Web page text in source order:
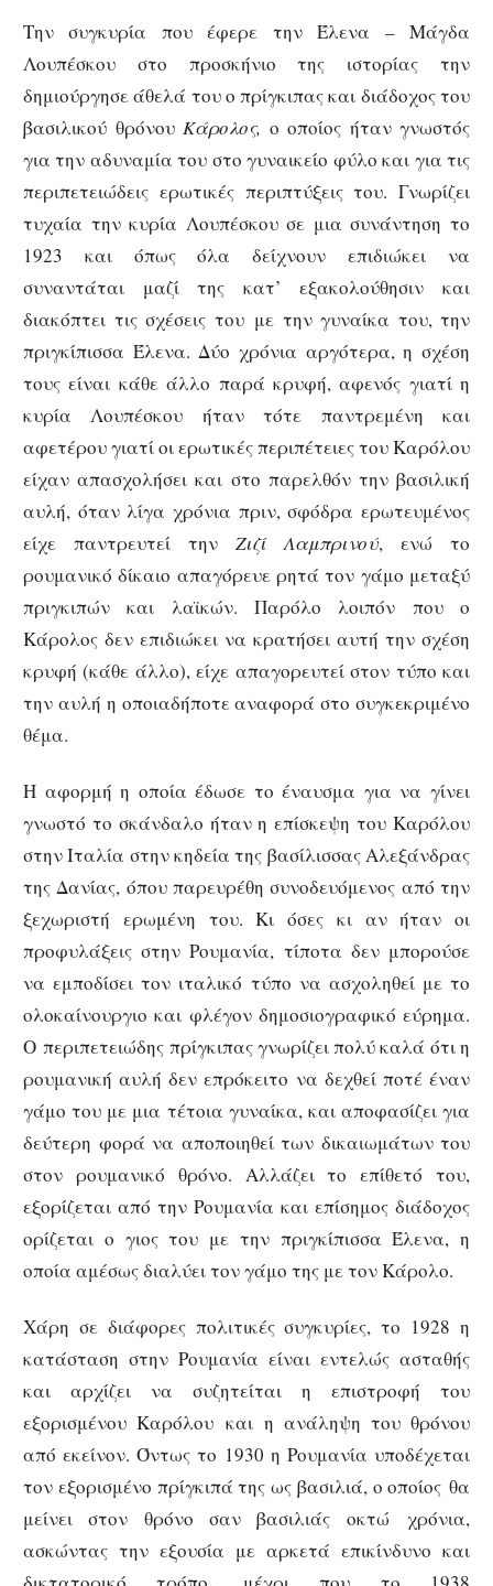
Την συγκυρία που έφερε την Έλενα – Μάγδα
Λουπέσκου στο προσκήνιο της ιστορίας την
δημιούργησε άθελά του ο πρίγκιπας και διάδοχος του
βασιλικού θρόνου Κάρολος, ο οποίος ήταν γνωστός
για την αδυναμία του στο γυναικείο φύλο και για τις
περιπετειώδεις ερωτικές περιπτύξεις του. Γνωρίζει
τυχαία την κυρία Λουπέσκου σε μια συνάντηση το
1923 και όπως όλα δείχνουν επιδιώκει να
συναντάται μαζί της κατ’ εξακολούθησιν και
διακόπτει τις σχέσεις του με την γυναίκα του, την
πριγκίπισσα Έλενα. Δύο χρόνια αργότερα, η σχέση
τους είναι κάθε άλλο παρά κρυφή, αφενός γιατί η
κυρία Λουπέσκου ήταν τότε παντρεμένη και
αφετέρου γιατί οι ερωτικές περιπέτειες του Καρόλου
είχαν απασχολήσει και στο παρελθόν την βασιλική
αυλή, όταν λίγα χρόνια πριν, σφόδρα ερωτευμένος
είχε παντρευτεί την Ζιζί Λαμπρινού, ενώ το
ρουμανικό δίκαιο απαγόρευε ρητά τον γάμο μεταξύ
πριγκιπών και λαϊκών. Παρόλο λοιπόν που ο
Κάρολος δεν επιδιώκει να κρατήσει αυτή την σχέση
κρυφή (κάθε άλλο), είχε απαγορευτεί στον τύπο και
την αυλή η οποιαδήποτε αναφορά στο συγκεκριμένο
θέμα.
Η αφορμή η οποία έδωσε το έναυσμα για να γίνει
γνωστό το σκάνδαλο ήταν η επίσκεψη του Καρόλου
στην Ιταλία στην κηδεία της βασίλισσας Αλεξάνδρας
της Δανίας, όπου παρευρέθη συνοδευόμενος από την
ξεχωριστή ερωμένη του. Κι όσες κι αν ήταν οι
προφυλάξεις στην Ρουμανία, τίποτα δεν μπορούσε
να εμποδίσει τον ιταλικό τύπο να ασχοληθεί με το
ολοκαίνουργιο και φλέγον δημοσιογραφικό εύρημα.
Ο περιπετειώδης πρίγκιπας γνωρίζει πολύ καλά ότι η
ρουμανική αυλή δεν επρόκειτο να δεχθεί ποτέ έναν
γάμο του με μια τέτοια γυναίκα, και αποφασίζει για
δεύτερη φορά να αποποιηθεί των δικαιωμάτων του
στον ρουμανικό θρόνο. Αλλάζει το επίθετό του,
εξορίζεται από την Ρουμανία και επίσημος διάδοχος
ορίζεται ο γιος του με την πριγκίπισσα Έλενα, η
οποία αμέσως διαλύει τον γάμο της με τον Κάρολο.
Χάρη σε διάφορες πολιτικές συγκυρίες, το 1928 η
κατάσταση στην Ρουμανία είναι εντελώς ασταθής
και αρχίζει να συζητείται η επιστροφή του
εξορισμένου Καρόλου και η ανάληψη του θρόνου
από εκείνον. Όντως το 1930 η Ρουμανία υποδέχεται
τον εξορισμένο πρίγκιπά της ως βασιλιά, ο οποίος θα
μείνει στον θρόνο σαν βασιλιάς οκτώ χρόνια,
ασκώντας την εξουσία με αρκετά επικίνδυνο και